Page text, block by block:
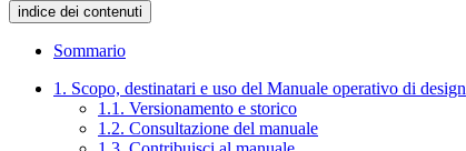
indice dei contenuti
Sommario
1. Scopo, destinatari e uso del Manuale operativo di design
1.1. Versionamento e storico
1.2. Consultazione del manuale